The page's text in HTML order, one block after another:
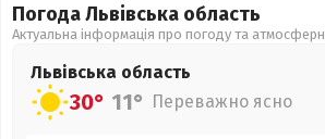
Погода Львівська область
Актуальна інформація про погоду та
Львівська область
30° 11° Переважно ясно